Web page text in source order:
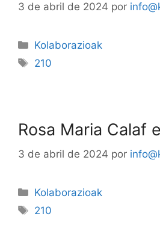
3 de abril de 2024 por
Kolaborazioak
210
Rosa Maria Calaf
3 de abril de 2024 por
Kolaborazioak
210